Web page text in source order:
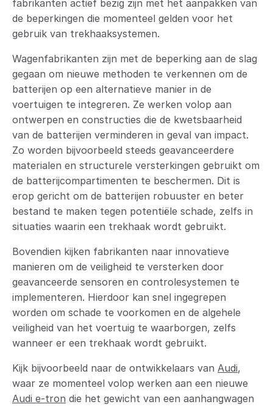
fabrikanten actief bezig zijn met het aanpakken van
de beperkingen die momenteel gelden voor het
gebruik van trekhaaksystemen.
Wagenfabrikanten zijn met de beperking aan de slag
gegaan om nieuwe methoden te verkennen om de
batterijen op een alternatieve manier in de
voertuigen te integreren. Ze werken volop aan
ontwerpen en constructies die de kwetsbaarheid
van de batterijen verminderen in geval van impact.
Zo worden bijvoorbeeld steeds geavanceerdere
materialen en structurele versterkingen gebruikt om
de batterijcompartimenten te beschermen. Dit is
erop gericht om de batterijen robuuster en beter
bestand te maken tegen potentiële schade, zelfs in
situaties waarin een trekhaak wordt gebruikt.
Bovendien kijken fabrikanten naar innovatieve
manieren om de veiligheid te versterken door
geavanceerde sensoren en controlesystemen te
implementeren. Hierdoor kan snel ingegrepen
worden om schade te voorkomen en de algehele
veiligheid van het voertuig te waarborgen, zelfs
wanneer er een trekhaak wordt gebruikt.
Kijk bijvoorbeeld naar de ontwikkelaars van Audi,
waar ze momenteel volop werken aan een nieuwe
Audi e-tron die het gewicht van een aanhangwagen